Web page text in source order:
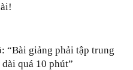
“Bài giảng phải tập trung
quá 10 phút”